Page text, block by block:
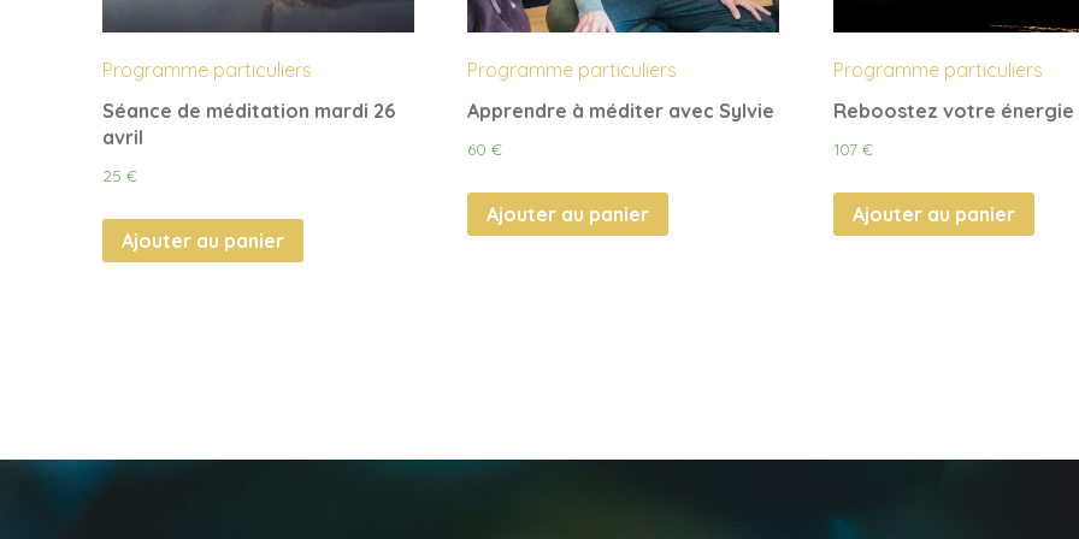
Programme particuliers
Séance de méditation mardi 26
avril
25 €
Ajouter au panier
Programme particuliers
Apprendre à méditer avec Sylvie
60€
Ajouter au panier
Programme particuliers
Reboostez votre énergie
107 €
Ajouter au panier